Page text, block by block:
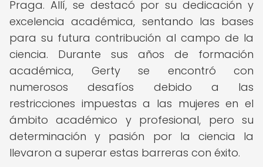
Praga. Allí, se destacó por su dedicación y
excelencia académica, sentando las bases
para su futura contribución al campo de la
ciencia. Durante sus años de formación
académica, Gerty se encontró con
numerosos desafíos debido a las
restricciones impuestas a las mujeres en el
ámbito académico y profesional, pero su
determinación y pasión por la ciencia la
llevaron a superar estas barreras con éxito.